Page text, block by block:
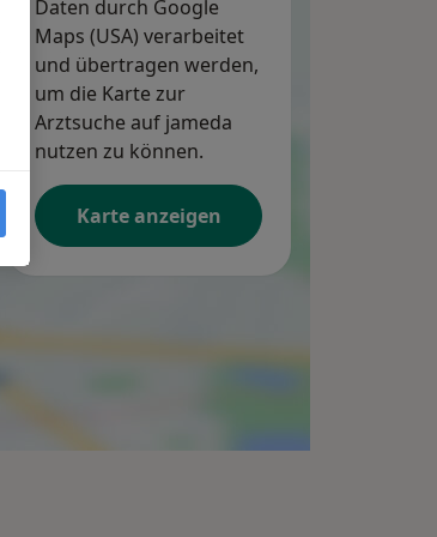
Daten durch Google
Maps (USA) verarbeitet
und übertragen werden,
um die Karte zur
Arztsuche auf jameda
nutzen zu können.
Karte anzeigen